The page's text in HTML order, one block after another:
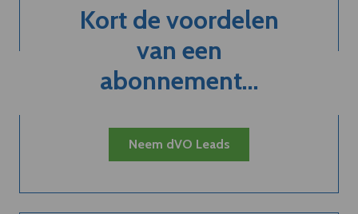
Kort de voordelen
van een
abonnement...
Neem dVO Leads